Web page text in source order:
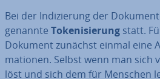
Bei der In­di­zie­rung der
ge­nann­te To­ke­ni­sie­rung statt.
Dokument zunächst einmal eine
ma­tio­nen. Selbst wenn man sich
löst und sich dem für Menschen